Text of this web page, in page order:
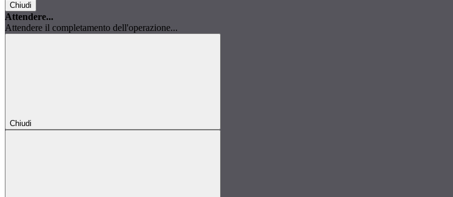
Chiudi
Attendere...
Attendere il completamento dell'operazione...
Chiudi